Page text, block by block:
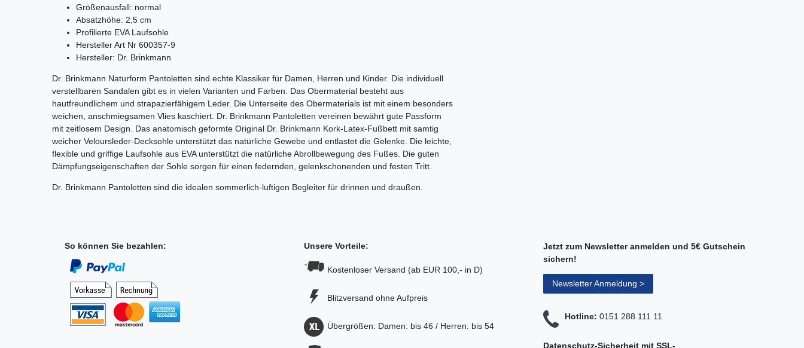
Größenausfall: normal
Absatzhöhe: 2,5 cm
Profilierte EVA Laufsohle
Hersteller Art Nr 600357-9
Hersteller: Dr. Brinkmann
Dr. Brinkmann Naturform Pantoletten sind echte Klassiker für Damen, Herren und Kinder. Die individuell
verstellbaren Sandalen gibt es in vielen Varianten und Farben. Das Obermaterial besteht aus
hautfreundlichem und strapazierfähigem Leder. Die Unterseite des Obermaterials ist mit einem besonders
weichen, anschmiegsamen Vlies kaschiert. Dr. Brinkmann Pantoletten vereinen bewährt gute Passform
mit zeitlosem Design. Das anatomisch geformte Original Dr. Brinkmann Kork-Latex-Fußbett mit samtig
weicher Veloursleder-Decksohle unterstützt das natürliche Gewebe und entlastet die Gelenke. Die leichte,
flexible und griffige Laufsohle aus EVA unterstützt die natürliche Abrollbewegung des Fußes. Die guten
Dämpfungseigenschaften der Sohle sorgen für einen federnden, gelenkschonenden und festen Tritt.
Dr. Brinkmann Pantoletten sind die idealen sommerlich-luftigen Begleiter für drinnen und draußen.
So können Sie bezahlen: Unsere Vorteile:
Kostenloser Versand (ab EUR 100,- in D)
Blitzversand ohne Aufpreis
Übergrößen: Damen: bis 46 / Herren: bis 54
Jetzt zum Newsletter anmelden und 5€ Gutschein
sichern!
Newsletter Anmeldung >
Hotline: 0151 288 111 11
Datenschutz-Sicherheit mit SSL-